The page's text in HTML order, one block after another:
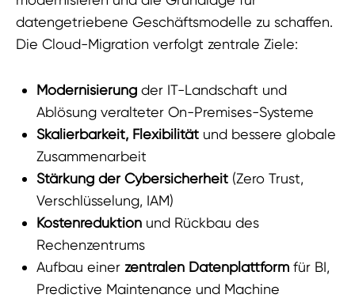
datengetriebene Geschäftsmodelle zu schaffen.
Die Cloud-Migration verfolgt zentrale Ziele:
Modernisierungder IT-Landschaft und
Ablösung veralteter On-Premises-Systeme
Skalierbarkeit, Flexibilitätund bessere globale
Zusammenarbeit
Stärkung der Cybersicherheit(Zero Trust,
Verschlüsselung, IAM)
Kostenreduktionund Rückbau des
Rechenzentrums
Aufbau einer zentralen Datenplattformfür BI,
Predictive Maintenance und Machine